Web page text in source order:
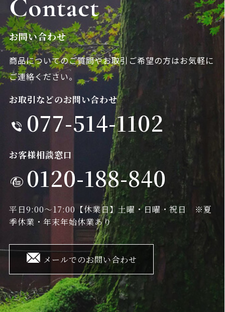
Contact
お問い合わせ
商品についてのご質問やお取引ご希望の方はお気軽に
ご連絡ください。
お取引などのお問い合わせ
077-514-1102
お客様相談窓口
0120-188-840
平日9:00～17:00 【休業日】土曜・日曜・祝日 ※夏
季休業・年末年始休業あり
メールでのお問い合わせ